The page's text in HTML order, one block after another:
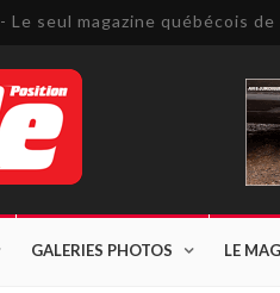
seul magazine québécois
GALERIES PHOTOS LE